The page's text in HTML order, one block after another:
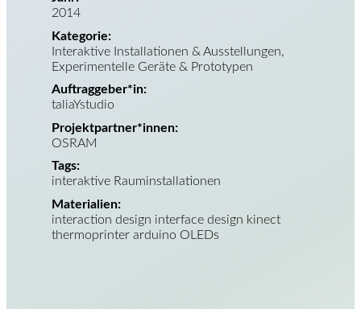
2014
Kategorie:
Interaktive Installationen & Ausstellungen,
Experimentelle Geräte & Prototypen
Auftraggeber*in:
taliaYstudio
Projektpartner*innen:
OSRAM
Tags:
interaktive Rauminstallationen
Materialien:
interaction design interface design kinect
thermoprinter arduino OLEDs